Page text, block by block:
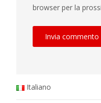
browser per la
Italiano